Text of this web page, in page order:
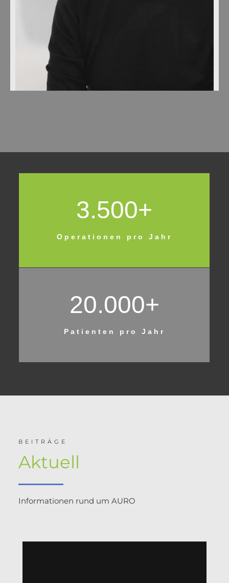
3.500+
Operationen pro Jahr
20.000+
Patienten pro Jahr
BEITRÄGE
Aktuell
Informationen rund um AURO